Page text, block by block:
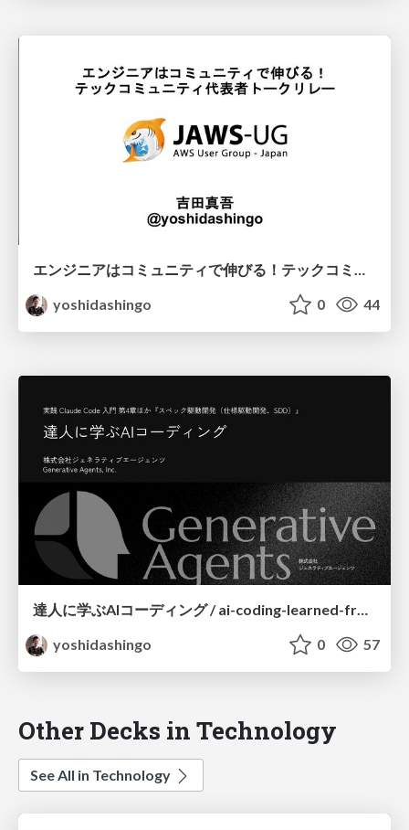
エンジニアはコミュニティで伸びる！テックコミュニティ代表者トークリレー / TCP2026
yoshidashingo
0 44
達人に学ぶAIコーディング / ai-coding-learned-from-master
yoshidashingo
0 57
Other Decks in Technology
See All in Technology